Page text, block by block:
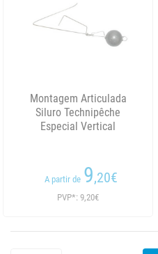
Montagem Articulada
Siluro Technipêche
Especial Vertical
A partir de 9,20€
PVP*: 9,20€